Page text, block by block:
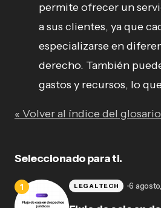
permite ofrecer un
a sus clientes, ya que
especializarse en
derecho. También
gastos y recursos, lo
« Volver al índice del glosario
Seleccionado para ti.
LEGALTECH 6